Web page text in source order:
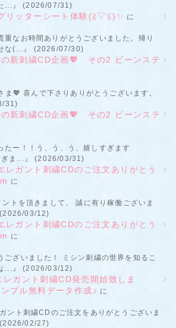
...』 (2026/07/31)
リッターシート体験(≧▽≦)✨ に
重なお時間ありがとうございました。帰り
な(...』 (2026/07/30)
新刺繍CD企画💖 その2 ビーンステ
💖 喜んで下さりありがとうございます。
31)
新刺繍CD企画💖 その2 ビーンステ
たー！！う、う、う、嬉しすぎます
ま...』 (2026/03/31)
ガント刺繍CDのご注文ありがとう
に
トを頂きまして、 誠に有り稼働ございま
03/12)
ガント刺繍CDのご注文ありがとう
に
ございました！ ミシン刺繍の世界を知るこ
...』 (2026/03/12)
ガント刺繍CD発売開始致しま
プル無料データ作成♪ に
ント刺繍CDのご注文をありがとうございま
02/27)